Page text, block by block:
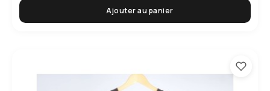
Ajouter au panier